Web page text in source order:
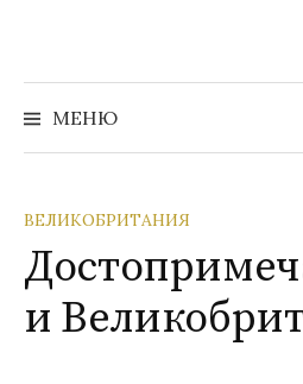
содержимому
МЕНЮ
ВЕЛИКОБРИТАНИЯ
и